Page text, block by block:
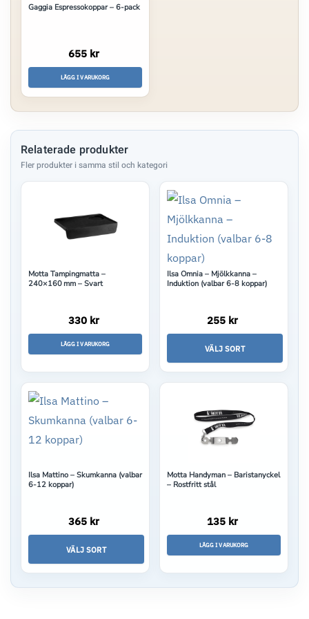
Gaggia Espressokoppar – 6-pack
655 kr
LÄGG I VARUKORG
Relaterade produkter
Motta Tampingmatta –
240×160 mm – Svart
330 kr
LÄGG I VARUKORG
Ilsa Omnia – Mjölkkanna –
Induktion (valbar 6-8 koppar)
255 kr
VÄLJ SORT
Den
produkten
varianter.
De
alternativen
på
Ilsa Mattino – Skumkanna (valbar
6-12 koppar)
365 kr
VÄLJ SORT
Den
här
Motta Handyman – Baristanyckel
– Rostfritt stål
135 kr
LÄGG I VARUKORG